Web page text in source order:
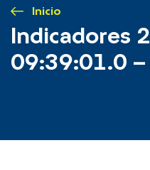
Inicio
Indicadores
09:39:01.0 –